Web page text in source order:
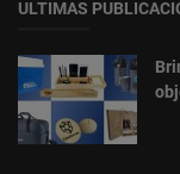
ULTIMAS